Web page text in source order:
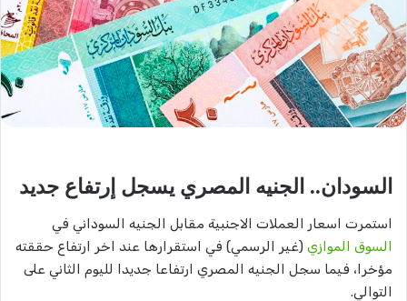
السودان.. الجنيه المصري يسجل إرتفاع جديد
استمرت اسعار العملات الاجنبية مقابل الجنيه السوداني في
السوق الموازي (غير الرسمي) في استقرارها عند اخر ارتفاع حققته
مؤخرا، فيما سجل الجنيه المصري ارتفاعا جديدا لليوم الثاني على
التوالي.